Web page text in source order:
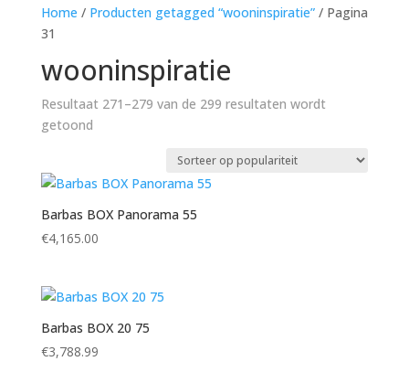
Home / Producten getagged “wooninspiratie”/ Pagina
31
wooninspiratie
Resultaat 271–279 van de 299 resultaten wordt
getoondGesorteerd
Barbas BOX Panorama 55
€4,165.00
Barbas BOX 20 75
€3,788.99